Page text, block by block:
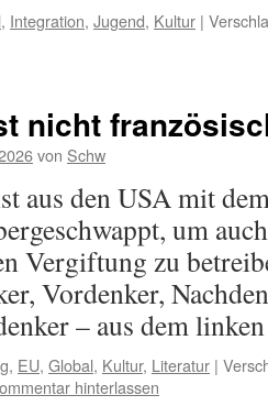
, Integration, Jugend, Kultur |
nicht
von Schw
aus den USA mit
um
Vergiftung zu
Vordenker,
– aus dem
, EU, Global, Kultur, Literatur |
hinterlassen